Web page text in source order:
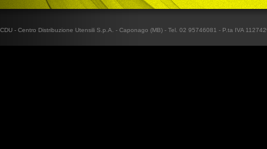
CDU - Centro Distribuzione Utensili S.p.A. - Caponago (MB) - Tel. 02 95746081 - P.ta IVA